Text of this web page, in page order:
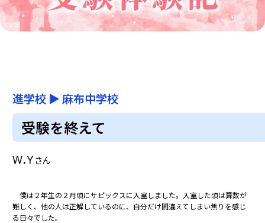
進学校 ▶麻布中学校
受験を終えて
W.Yさん
僕は２年生の２月頃にサピックスに入室しました。入室した頃は算数が
難しく、他の人は正解しているのに、自分だけ間違えてしまい焦りを感じ
る日々でした。